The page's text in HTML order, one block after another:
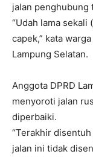
jalan penghubung
“Udah lama sekali
capek,” kata
Lampung Selatan.
Anggota DPRD
menyoroti jalan
diperbaiki.
“Terakhir
jalan ini tidak